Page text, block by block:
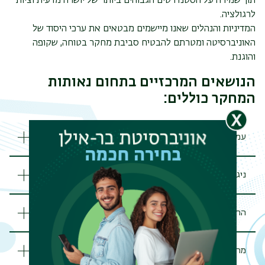
לרגולציה.
המדיניות והנהלים שאנו מיישמים מבטאים את ערכי היסוד של
האוניברסיטה ומטרתם להבטיח סביבת מחקר בטוחה, שקופה
והוגנת.
הנושאים המרכזיים בתחום נאותות
המחקר כוללים:
עמידה בדרישות גורמי מימון
ניגוד עניינים
התנהלות מחקרית ראויה
מחקרים בבני אדם